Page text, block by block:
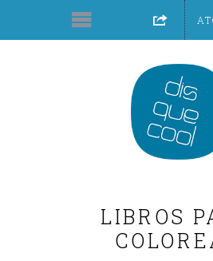
LIBROS